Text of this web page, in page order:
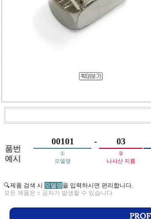
품번
예시
00101 - 03
①
모델명
②
나사산 지름
🔍제품 검색 시 모델명을 입력하시면 편리합니다.
모든 제품은 ± 공차가 발생할 수 있습니다.